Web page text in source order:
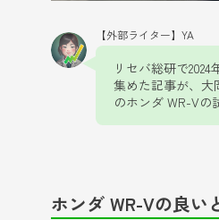
【外部ライター】YA
リセバ総研で
集めた記事が、大
のホンダ WR-Vの
ホンダ WR-Vの良い